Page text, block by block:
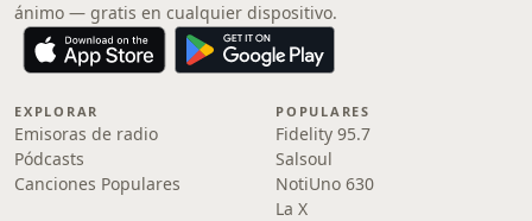
ánimo — gratis en cualquier dispositivo.
EXPLORAR
Emisoras de radio
Pódcasts
Canciones Populares
POPULARES
Fidelity 95.7
Salsoul
NotiUno 630
La X